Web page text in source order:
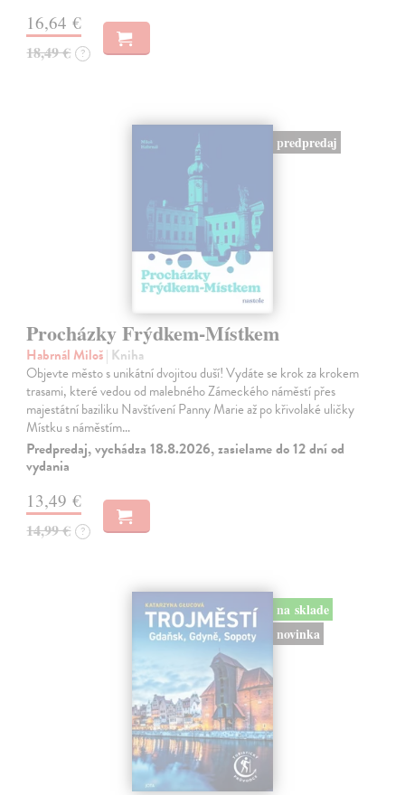
16,64 €
18,49 € ?
predpredaj
Procházky Frýdkem-Místkem
Habrnál Miloš| Kniha
Objevte město s unikátní dvojitou duší! Vydáte se krok za krokem
trasami, které vedou od malebného Zámeckého náměstí přes
majestátní baziliku Navštívení Panny Marie až po křivolaké uličky
Místku s náměstím…
Predpredaj, vychádza 18.8.2026, zasielame do 12 dní od
vydania
13,49 €
14,99 € ?
na sklade
novinka